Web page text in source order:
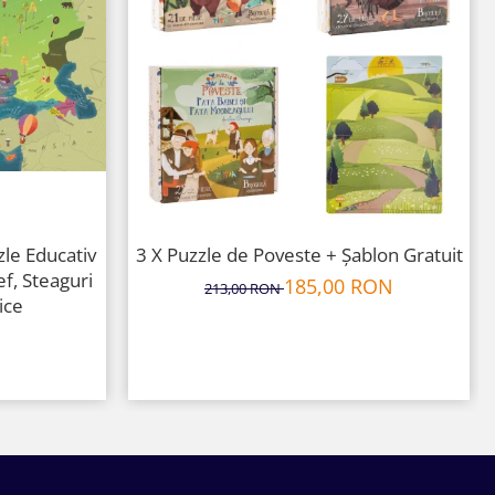
Educativ
Steaguri
3 X Puzzle de Poveste + Șablon Gratuit
213,00 RON185,00 RON